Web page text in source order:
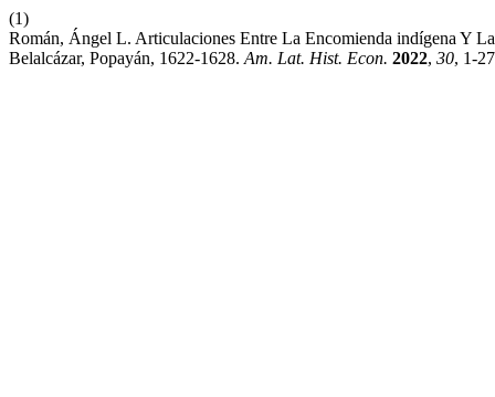
(1)
Román, Ángel L. Articulaciones Entre La Encomienda indígena Y
Belalcázar, Popayán, 1622-1628. Am. Lat. Hist. Econ. 2022, 30, 1-